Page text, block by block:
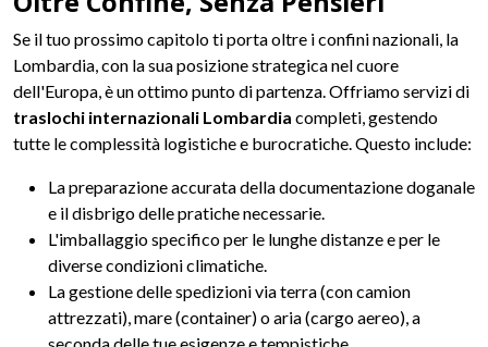
Se il tuo prossimo capitolo ti porta oltre i confini nazionali, la
Lombardia, con la sua posizione strategica nel cuore
dell'Europa, è un ottimo punto di partenza. Offriamo servizi di
traslochi internazionali Lombardia completi, gestendo
tutte le complessità logistiche e burocratiche. Questo include:
La preparazione accurata della documentazione doganale
e il disbrigo delle pratiche necessarie.
L'imballaggio specifico per le lunghe distanze e per le
diverse condizioni climatiche.
La gestione delle spedizioni via terra (con camion
attrezzati), mare (container) o aria (cargo aereo), a
seconda delle tue esigenze e tempistiche.